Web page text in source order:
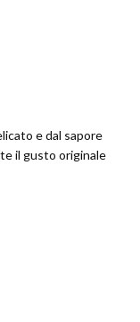
e dal sapore
il gusto originale